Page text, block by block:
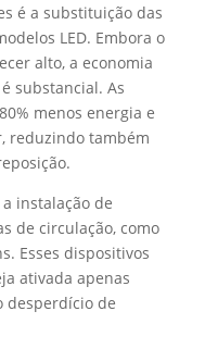
é a substituição das
LED. Embora o
alto, a economia
substancial. As
menos energia e
reduzindo também
instalação de
de circulação, como
Esses dispositivos
ativada apenas
desperdício de